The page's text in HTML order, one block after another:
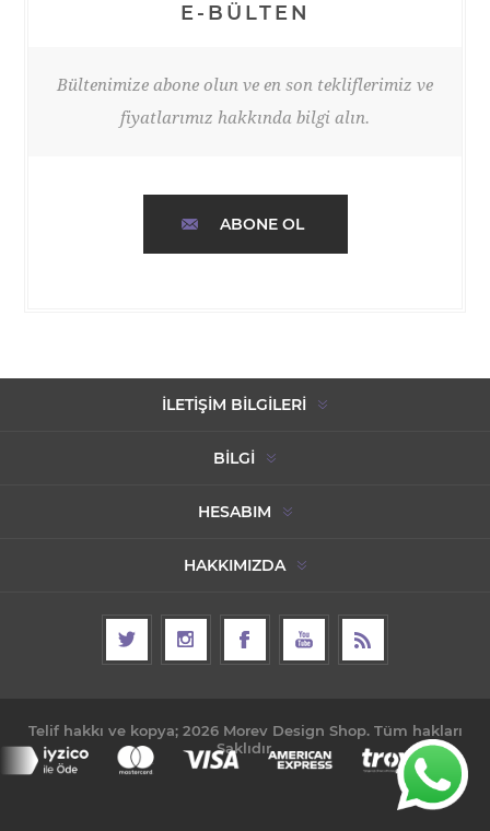
E-BÜLTEN
Bültenimize abone olun ve en son tekliflerimiz ve
fiyatlarımız hakkında bilgi alın.
ABONE OL
İLETIŞIM BILGILERI
BILGI
HESABIM
HAKKIMIZDA
Telif hakkı ve kopya; 2026 Morev Design Shop. Tüm hakları
Saklıdır.